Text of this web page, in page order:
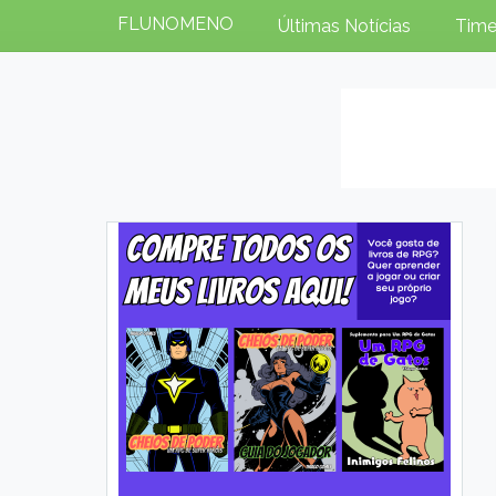
FLUNOMENO Últimas Notícias